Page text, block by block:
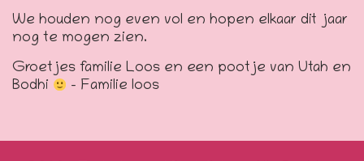
We houden nog even vol en hopen elkaar dit jaar
nog te mogen zien.
Groetjes familie Loos en een pootje van Utah en
Bodhi
– Familie loos